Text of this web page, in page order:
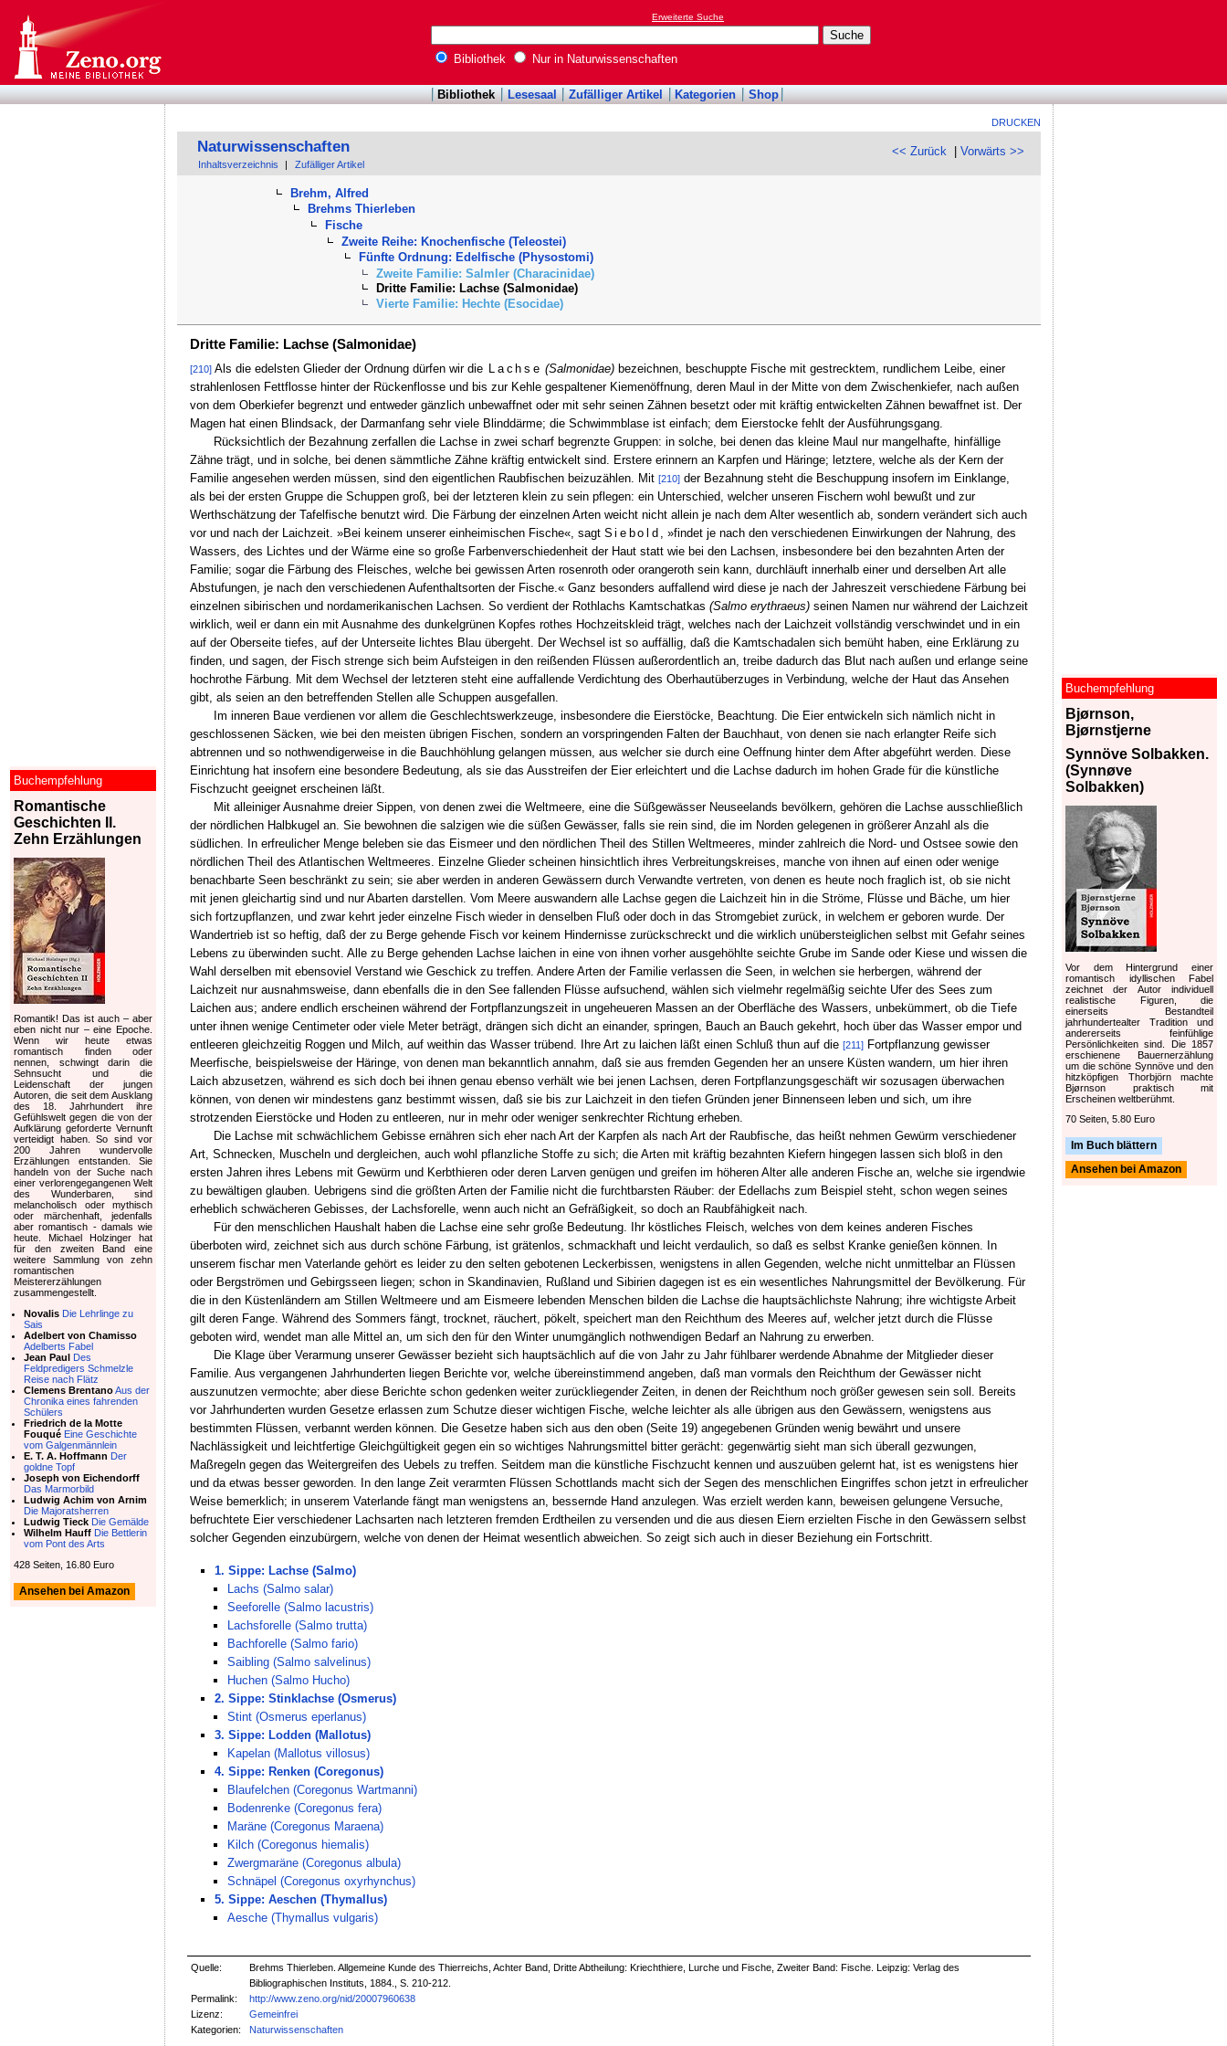
Erweiterte Suche
Bibliothek Nur in Naturwissenschaften
Bibliothek Lesesaal Zufälliger Artikel Kategorien Shop
DRUCKEN
<< Zurück |Vorwärts >>
Naturwissenschaften
Inhaltsverzeichnis Zufälliger Artikel
Brehm, Alfred
Brehms Thierleben
Fische
Zweite Reihe: Knochenfische (Teleostei)
Fünfte Ordnung: Edelfische (Physostomi)
Zweite Familie: Salmler (Characinidae)
Dritte Familie: Lachse (Salmonidae)
Vierte Familie: Hechte (Esocidae)
Dritte Familie: Lachse (Salmonidae)
[210]Als die edelsten Glieder der Ordnung dürfen wir dieLachse (Salmonidae) bezeichnen, beschuppte Fische mit gestrecktem, rundlichem Leibe, einer
strahlenlosen Fettflosse hinter der Rückenflosse und bis zur Kehle gespaltener Kiemenöffnung, deren Maul in der Mitte von dem Zwischenkiefer, nach außen
von dem Oberkiefer begrenzt und entweder gänzlich unbewaffnet oder mit sehr seinen Zähnen besetzt oder mit kräftig entwickelten Zähnen bewaffnet ist. Der
Magen hat einen Blindsack, der Darmanfang sehr viele Blinddärme; die Schwimmblase ist einfach; dem Eierstocke fehlt der Ausführungsgang.
Rücksichtlich der Bezahnung zerfallen die Lachse in zwei scharf begrenzte Gruppen: in solche, bei denen das kleine Maul nur mangelhafte, hinfällige
Zähne trägt, und in solche, bei denen sämmtliche Zähne kräftig entwickelt sind. Erstere erinnern an Karpfen und Häringe; letztere, welche als der Kern der
Familie angesehen werden müssen, sind den eigentlichen Raubfischen beizuzählen. Mit [210]der Bezahnung steht die Beschuppung insofern im Einklange,
als bei der ersten Gruppe die Schuppen groß, bei der letzteren klein zu sein pflegen: ein Unterschied, welcher unseren Fischern wohl bewußt und zur
Werthschätzung der Tafelfische benutzt wird. Die Färbung der einzelnen Arten weicht nicht allein je nach dem Alter wesentlich ab, sondern verändert sich auch
vor und nach der Laichzeit. »Bei keinem unserer einheimischen Fische«, sagt Siebold
, »findet je nach den verschiedenen Einwirkungen der Nahrung, des
Wassers, des Lichtes und der Wärme eine so große Farbenverschiedenheit der Haut statt wie bei den Lachsen, insbesondere bei den bezahnten Arten der
Familie; sogar die Färbung des Fleisches, welche bei gewissen Arten rosenroth oder orangeroth sein kann, durchläuft innerhalb einer und derselben Art alle
Abstufungen, je nach den verschiedenen Aufenthaltsorten der Fische.« Ganz besonders auffallend wird diese je nach der Jahreszeit verschiedene Färbung bei
einzelnen sibirischen und nordamerikanischen Lachsen. So verdient der Rothlachs Kamtschatkas (Salmo erythraeus)seinen Namen nur während der Laichzeit
wirklich, weil er dann ein mit Ausnahme des dunkelgrünen Kopfes rothes Hochzeitskleid trägt, welches nach der Laichzeit vollständig verschwindet und in ein
auf der Oberseite tiefes, auf der Unterseite lichtes Blau übergeht. Der Wechsel ist so auffällig, daß die Kamtschadalen sich bemüht haben, eine Erklärung zu
finden, und sagen, der Fisch strenge sich beim Aufsteigen in den reißenden Flüssen außerordentlich an, treibe dadurch das Blut nach außen und erlange seine
hochrothe Färbung. Mit dem Wechsel der letzteren steht eine auffallende Verdichtung des Oberhautüberzuges in Verbindung, welche der Haut das Ansehen
gibt, als seien an den betreffenden Stellen alle Schuppen ausgefallen.
Im inneren Baue verdienen vor allem die Geschlechtswerkzeuge, insbesondere die Eierstöcke, Beachtung. Die Eier entwickeln sich nämlich nicht in
geschlossenen Säcken, wie bei den meisten übrigen Fischen, sondern an vorspringenden Falten der Bauchhaut, von denen sie nach erlangter Reife sich
abtrennen und so nothwendigerweise in die Bauchhöhlung gelangen müssen, aus welcher sie durch eine Oeffnung hinter dem After abgeführt werden. Diese
Einrichtung hat insofern eine besondere Bedeutung, als sie das Ausstreifen der Eier erleichtert und die Lachse dadurch im hohen Grade für die künstliche
Fischzucht geeignet erscheinen läßt.
Mit alleiniger Ausnahme dreier Sippen, von denen zwei die Weltmeere, eine die Süßgewässer Neuseelands bevölkern, gehören die Lachse ausschließlich
der nördlichen Halbkugel an. Sie bewohnen die salzigen wie die süßen Gewässer, falls sie rein sind, die im Norden gelegenen in größerer Anzahl als die
südlichen. In erfreulicher Menge beleben sie das Eismeer und den nördlichen Theil des Stillen Weltmeeres, minder zahlreich die Nord- und Ostsee sowie den
nördlichen Theil des Atlantischen Weltmeeres. Einzelne Glieder scheinen hinsichtlich ihres Verbreitungskreises, manche von ihnen auf einen oder wenige
benachbarte Seen beschränkt zu sein; sie aber werden in anderen Gewässern durch Verwandte vertreten, von denen es heute noch fraglich ist, ob sie nicht
mit jenen gleichartig sind und nur Abarten darstellen. Vom Meere auswandern alle Lachse gegen die Laichzeit hin in die Ströme, Flüsse und Bäche, um hier
sich fortzupflanzen, und zwar kehrt jeder einzelne Fisch wieder in denselben Fluß oder doch in das Stromgebiet zurück, in welchem er geboren wurde. Der
Wandertrieb ist so heftig, daß der zu Berge gehende Fisch vor keinem Hindernisse zurückschreckt und die wirklich unübersteiglichen selbst mit Gefahr seines
Lebens zu überwinden sucht. Alle zu Berge gehenden Lachse laichen in eine von ihnen vorher ausgehöhlte seichte Grube im Sande oder Kiese und wissen die
Wahl derselben mit ebensoviel Verstand wie Geschick zu treffen. Andere Arten der Familie verlassen die Seen, in welchen sie herbergen, während der
Laichzeit nur ausnahmsweise, dann ebenfalls die in den See fallenden Flüsse aufsuchend, wählen sich vielmehr regelmäßig seichte Ufer des Sees zum
Laichen aus; andere endlich erscheinen während der Fortpflanzungszeit in ungeheueren Massen an der Oberfläche des Wassers, unbekümmert, ob die Tiefe
unter ihnen wenige Centimeter oder viele Meter beträgt, drängen sich dicht an einander, springen, Bauch an Bauch gekehrt, hoch über das Wasser empor und
entleeren gleichzeitig Roggen und Milch, auf weithin das Wasser trübend. Ihre Art zu laichen läßt einen Schluß thun auf die [211]Fortpflanzung gewisser
Meerfische, beispielsweise der Häringe, von denen man bekanntlich annahm, daß sie aus fremden Gegenden her an unsere Küsten wandern, um hier ihren
Laich abzusetzen, während es sich doch bei ihnen genau ebenso verhält wie bei jenen Lachsen, deren Fortpflanzungsgeschäft wir sozusagen überwachen
können, von denen wir mindestens ganz bestimmt wissen, daß sie bis zur Laichzeit in den tiefen Gründen jener Binnenseen leben und sich, um ihre
strotzenden Eierstöcke und Hoden zu entleeren, nur in mehr oder weniger senkrechter Richtung erheben.
Die Lachse mit schwächlichem Gebisse ernähren sich eher nach Art der Karpfen als nach Art der Raubfische, das heißt nehmen Gewürm verschiedener
Art, Schnecken, Muscheln und dergleichen, auch wohl pflanzliche Stoffe zu sich; die Arten mit kräftig bezahnten Kiefern hingegen lassen sich bloß in den
ersten Jahren ihres Lebens mit Gewürm und Kerbthieren oder deren Larven genügen und greifen im höheren Alter alle anderen Fische an, welche sie irgendwie
zu bewältigen glauben. Uebrigens sind die größten Arten der Familie nicht die furchtbarsten Räuber: der Edellachs zum Beispiel steht, schon wegen seines
erheblich schwächeren Gebisses, der Lachsforelle, wenn auch nicht an Gefräßigkeit, so doch an Raubfähigkeit nach.
Für den menschlichen Haushalt haben die Lachse eine sehr große Bedeutung. Ihr köstliches Fleisch, welches von dem keines anderen Fisches
überboten wird, zeichnet sich aus durch schöne Färbung, ist grätenlos, schmackhaft und leicht verdaulich, so daß es selbst Kranke genießen können. In
unserem fischar men Vaterlande gehört es leider zu den selten gebotenen Leckerbissen, wenigstens in allen Gegenden, welche nicht unmittelbar an Flüssen
oder Bergströmen und Gebirgsseen liegen; schon in Skandinavien, Rußland und Sibirien dagegen ist es ein wesentliches Nahrungsmittel der Bevölkerung. Für
die in den Küstenländern am Stillen Weltmeere und am Eismeere lebenden Menschen bilden die Lachse die hauptsächlichste Nahrung; ihre wichtigste Arbeit
gilt deren Fange. Während des Sommers fängt, trocknet, räuchert, pökelt, speichert man den Reichthum des Meeres auf, welcher jetzt durch die Flüsse
geboten wird, wendet man alle Mittel an, um sich den für den Winter unumgänglich nothwendigen Bedarf an Nahrung zu erwerben.
Die Klage über Verarmung unserer Gewässer bezieht sich hauptsächlich auf die von Jahr zu Jahr fühlbarer werdende Abnahme der Mitglieder dieser
Familie. Aus vergangenen Jahrhunderten liegen Berichte vor, welche übereinstimmend angeben, daß man vormals den Reichthum der Gewässer nicht
auszunutzen vermochte; aber diese Berichte schon gedenken weiter zurückliegender Zeiten, in denen der Reichthum noch größer gewesen sein soll. Bereits
vor Jahrhunderten wurden Gesetze erlassen zum Schutze dieser wichtigen Fische, welche leichter als alle übrigen aus den Gewässern, wenigstens aus
bestimmten Flüssen, verbannt werden können. Die Gesetze haben sich aus den oben (Seite 19) angegebenen Gründen wenig bewährt und unsere
Nachlässigkeit und leichtfertige Gleichgültigkeit gegen ein so wichtiges Nahrungsmittel bitter gerächt: gegenwärtig sieht man sich überall gezwungen,
Maßregeln gegen das Weitergreifen des Uebels zu treffen. Seitdem man die künstliche Fischzucht kennen und auszuüben gelernt hat, ist es wenigstens hier
und da etwas besser geworden. In den lange Zeit verarmten Flüssen Schottlands macht sich der Segen des menschlichen Eingriffes schon jetzt in erfreulicher
Weise bemerklich; in unserem Vaterlande fängt man wenigstens an, bessernde Hand anzulegen. Was erzielt werden kann, beweisen gelungene Versuche,
befruchtete Eier verschiedener Lachsarten nach letzteren fremden Erdtheilen zu versenden und die aus diesen Eiern erzielten Fische in den Gewässern selbst
solcher Gegenden einzubürgern, welche von denen der Heimat wesentlich abweichen. So zeigt sich auch in dieser Beziehung ein Fortschritt.
1. Sippe: Lachse (Salmo)
Lachs (Salmo salar)
Seeforelle (Salmo lacustris)
Lachsforelle (Salmo trutta)
Bachforelle (Salmo fario)
Saibling (Salmo salvelinus)
Huchen (Salmo Hucho)
2. Sippe: Stinklachse (Osmerus)
Stint (Osmerus eperlanus)
3. Sippe: Lodden (Mallotus)
Kapelan (Mallotus villosus)
4. Sippe: Renken (Coregonus)
Blaufelchen (Coregonus Wartmanni)
Bodenrenke (Coregonus fera)
Maräne (Coregonus Maraena)
Kilch (Coregonus hiemalis)
Zwergmaräne (Coregonus albula)
Schnäpel (Coregonus oxyrhynchus)
5. Sippe: Aeschen (Thymallus)
Aesche (Thymallus vulgaris)
Quelle:
Brehms Thierleben. Allgemeine Kunde des Thierreichs, Achter Band, Dritte Abtheilung: Kriechthiere, Lurche und Fische, Zweiter Band: Fische. Leipzig: Verlag des
Bibliographischen Instituts, 1884., S. 210-212.
Permalink:
http://www.zeno.org/nid/20007960638
Lizenz:
Gemeinfrei
Kategorien:
Naturwissenschaften
Buchempfehlung
Bjørnson,
Bjørnstjerne
Synnöve Solbakken.
(Synnøve
Solbakken)
Vor dem Hintergrund einer
romantisch idyllischen Fabel
zeichnet der Autor individuell
realistische Figuren, die
einerseits Bestandteil
jahrhundertealter Tradition und
andererseits feinfühlige
Persönlichkeiten sind. Die 1857
erschienene Bauernerzählung
um die schöne Synnöve und den
hitzköpfigen Thorbjörn machte
Bjørnson praktisch mit
Erscheinen weltberühmt.
70 Seiten, 5.80 Euro
Im Buch blättern
Ansehen bei Amazon
Buchempfehlung
Romantische
Geschichten II.
Zehn Erzählungen
Romantik! Das ist auch – aber
eben nicht nur – eine Epoche.
Wenn wir heute etwas
romantisch finden oder
nennen, schwingt darin die
Sehnsucht und die
Leidenschaft der jungen
Autoren, die seit dem Ausklang
des 18. Jahrhundert ihre
Gefühlswelt gegen die von der
Aufklärung geforderte Vernunft
verteidigt haben. So sind vor
200 Jahren wundervolle
Erzählungen entstanden. Sie
handeln von der Suche nach
einer verlorengegangenen Welt
des Wunderbaren, sind
melancholisch oder mythisch
oder märchenhaft, jedenfalls
aber romantisch - damals wie
heute. Michael Holzinger hat
für den zweiten Band eine
weitere Sammlung von zehn
romantischen
Meistererzählungen
zusammengestellt.
Novalis Die Lehrlinge zu
Sais
Adelbert von Chamisso
Adelberts Fabel
Jean Paul Des
Feldpredigers Schmelzle
Reise nach Flätz
Clemens BrentanoAus der
Chronika eines fahrenden
Schülers
Friedrich de la Motte
Fouqué Eine Geschichte
vom Galgenmännlein
E. T. A. Hoffmann Der
goldne Topf
Joseph von Eichendorff
Das Marmorbild
Ludwig Achim von Arnim
Die Majoratsherren
Ludwig Tieck Die Gemälde
Wilhelm Hauff Die Bettlerin
vom Pont des Arts
428 Seiten, 16.80 Euro
Ansehen bei Amazon